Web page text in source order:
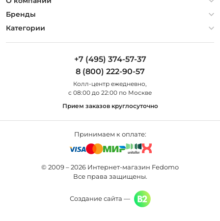
Гарантия
Оплата и доставка
О компании
Контакты
Бренды
Artelamp
Категории
Люстры
Уличные светильники
+7 (495) 374-57-37
8 (800) 222-90-57
Колл-центр eжедневно,
с 08:00 до 22:00 по Москве
Прием заказов круглосуточно
Принимаем к оплате:
© 2009 – 2026 Интернет-магазин Fedomo
Все права защищены.
Создание сайта —